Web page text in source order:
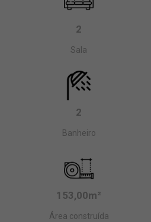
2
Sala
2
Banheiro
153,00m²
Área construída